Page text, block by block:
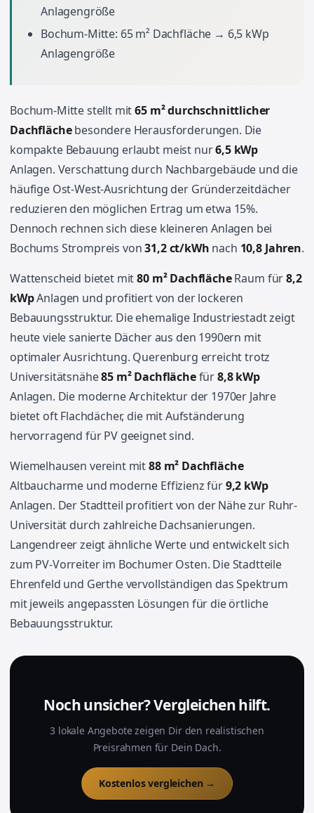
Anlagengröße
Bochum-Mitte: 65 m² Dachfläche → 6,5 kWp
Anlagengröße
Bochum-Mitte stellt mit65 m² durchschnittlicher
Dachflächebesondere Herausforderungen. Die
kompakte Bebauung erlaubt meist nur6,5 kWp
Anlagen. Verschattung durch Nachbargebäude und die
häufige Ost-West-Ausrichtung der Gründerzeitdächer
reduzieren den möglichen Ertrag um etwa 15%.
Dennoch rechnen sich diese kleineren Anlagen bei
Bochums Strompreis von31,2 ct/kWh nach 10,8 Jahren.
Wattenscheid bietet mit80 m² DachflächeRaum für8,2
kWpAnlagen und profitiert von der lockeren
Bebauungsstruktur. Die ehemalige Industriestadt zeigt
heute viele sanierte Dächer aus den 1990ern mit
optimaler Ausrichtung. Querenburg erreicht trotz
Universitätsnähe85 m² Dachflächefür8,8 kWp
Anlagen. Die moderne Architektur der 1970er Jahre
bietet oft Flachdächer, die mit Aufständerung
hervorragend für PV geeignet sind.
Wiemelhausen vereint mit88 m² Dachfläche
Altbaucharme und moderne Effizienz für9,2 kWp
Anlagen. Der Stadtteil profitiert von der Nähe zur Ruhr-
Universität durch zahlreiche Dachsanierungen.
Langendreer zeigt ähnliche Werte und entwickelt sich
zum PV-Vorreiter im Bochumer Osten. Die Stadtteile
Ehrenfeld und Gerthe vervollständigen das Spektrum
mit jeweils angepassten Lösungen für die örtliche
Bebauungsstruktur.
Noch unsicher? Vergleichen hilft.
3 lokale Angebote zeigen Dir den realistischen
Preisrahmen für Dein Dach.
Kostenlos vergleichen →